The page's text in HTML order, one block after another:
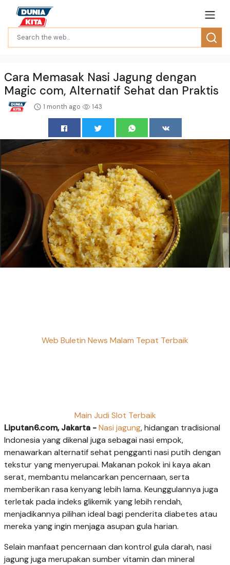
Cara Memasak Nasi Jagung dengan
Magic com, Alternatif Sehat dan Praktis
1 month ago 143
Web Buletin News Malam Tepat Terbaik
Main Judi Slot Terbaik
Liputan6.com, Jakarta -Nasi jagung, hidangan tradisional
Indonesia yang dikenal juga sebagai nasi empok,
menawarkan alternatif sehat pengganti nasi putih dengan
tekstur yang menyerupai. Makanan pokok ini kaya akan
serat, membantu melancarkan pencernaan, serta
memberikan rasa kenyang lebih lama. Keunggulannya juga
terletak pada indeks glikemik yang lebih rendah,
menjadikannya pilihan ideal bagi penderita diabetes atau
mereka yang ingin menjaga asupan gula harian.
Selain manfaat pencernaan dan kontrol gula darah, nasi
jagung juga merupakan sumber vitamin dan mineral